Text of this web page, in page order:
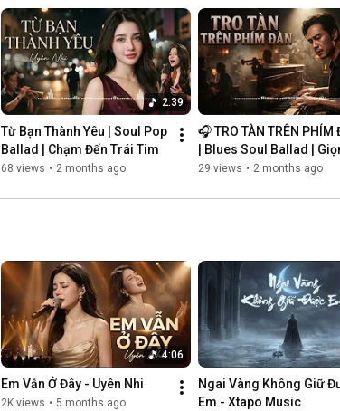
2:39
Từ Bạn Thành Yêu | Soul Pop
Ballad | Chạm Đến Trái Tim
68 views • 2 months ago
🎧 TRO TÀN TRÊN PHÍM
| Blues Soul Ballad |
Nam Khàn Đầy Cảm Xúc
29 views • 2 months ago
4:06
Em Vẫn Ở Đây - Uyên Nhi
2K views • 5 months ago
Ngai Vàng Không Giữ
Em - Xtapo Music